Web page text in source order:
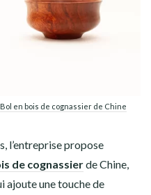
Bol en bois de cognassier de Chine
l’entreprise propose
de cognassierde Chine,
ajoute une touche de